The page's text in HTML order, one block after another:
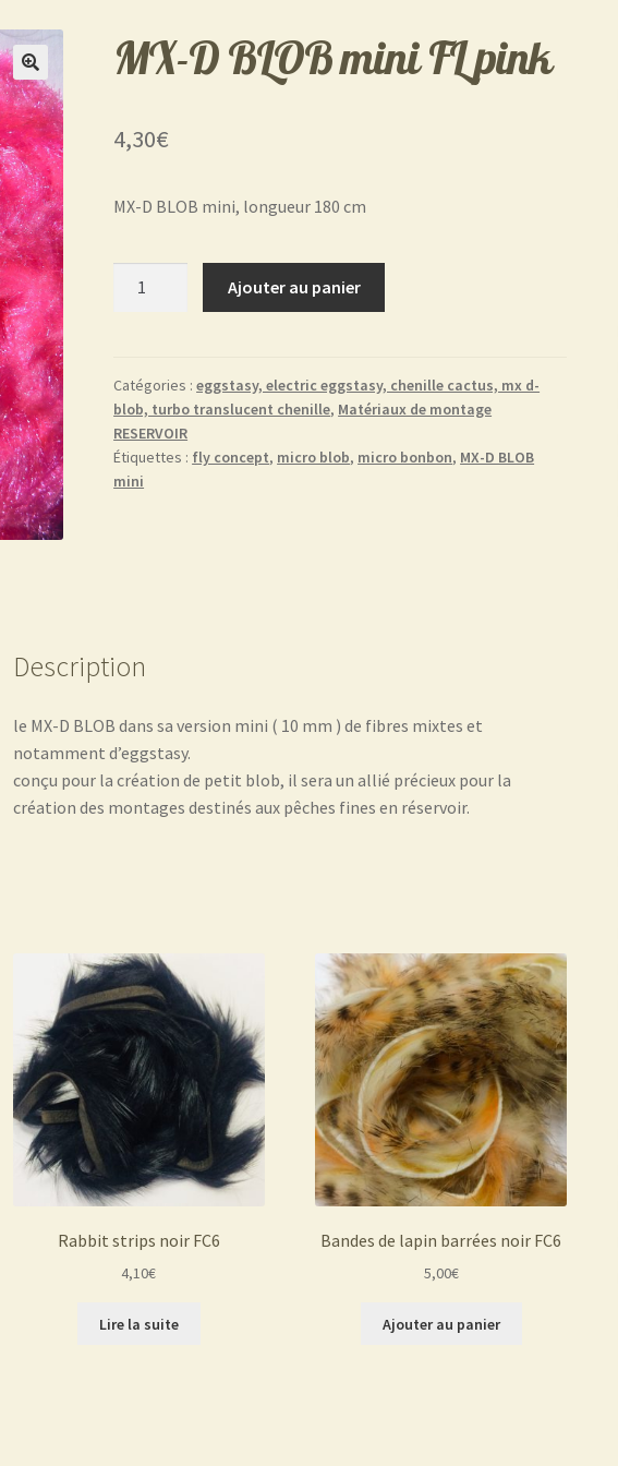
MX-D BLOB mini FL pink
4,30€
MX-D BLOB mini, longueur 180 cm
BLOB
mini
FL
pink
Ajouter au panier
Catégories :eggstasy, electric eggstasy, chenille cactus, mx d-
blob, turbo translucent chenille, Matériaux de montage
RESERVOIR
Étiquettes : fly concept, micro blob, micro bonbon, MX-D BLOB
mini
Description
le MX-D BLOB dans sa version mini ( 10 mm ) de fibres mixtes et
notamment d’eggstasy.
conçu pour la création de petit blob, il sera un allié précieux pour la
création des montages destinés aux pêches fines en réservoir.
Rabbit strips noir FC6
4,10€
Lire la suite
Bandes de lapin barrées noir FC6
5,00€
Ajouter au panier